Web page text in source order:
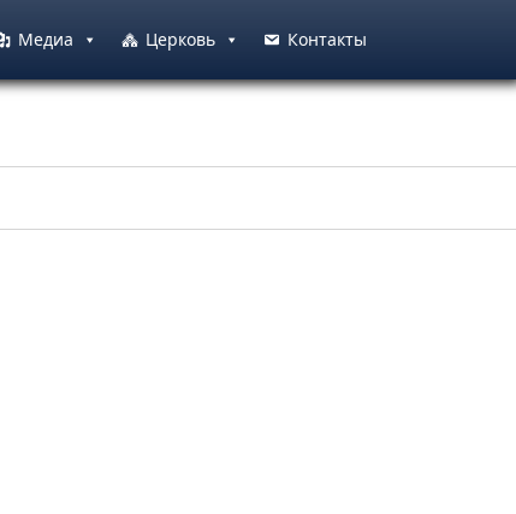
Медиа Церковь Контакты